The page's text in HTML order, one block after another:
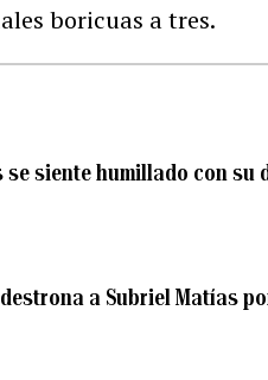
boricuas a tres.
se siente humillado con
destrona a Subriel Matías